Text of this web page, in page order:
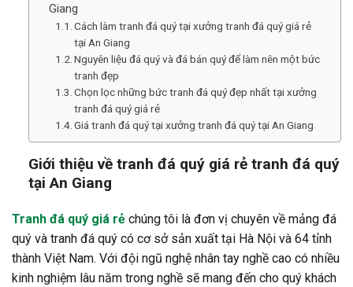
Giang
Cách làm tranh đá quý tại xưởng tranh đá quý giá rẻ
tại An Giang
Nguyên liệu đá quý và đá bán quý để làm nên một bức
tranh đẹp
Chọn lọc những bức tranh đá quý đẹp nhất tại xưởng
tranh đá quý giá rẻ
Giá tranh đá quý tại xưởng tranh đá quý tại An Giang
Giới thiệu về tranh đá quý giá rẻ tranh đá quý
tại An Giang
Tranh đá quý giá rẻ chúng tôi là đơn vị chuyên về mảng đá
quý và tranh đá quý có cơ sở sản xuất tại Hà Nội và 64 tỉnh
thành Việt Nam. Với đội ngũ nghệ nhân tay nghề cao có nhiều
kinh nghiệm lâu năm trong nghề sẽ mang đến cho quý khách